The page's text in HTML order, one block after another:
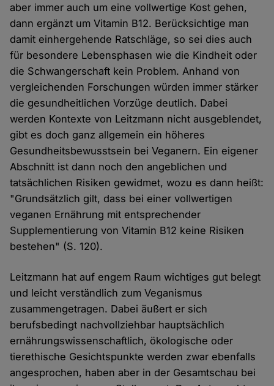
aber immer auch um eine vollwertige Kost gehen,
dann ergänzt um Vitamin B12. Berücksichtige man
damit einhergehende Ratschläge, so sei dies auch
für besondere Lebensphasen wie die Kindheit oder
die Schwangerschaft kein Problem. Anhand von
vergleichenden Forschungen würden immer stärker
die gesundheitlichen Vorzüge deutlich. Dabei
werden Kontexte von Leitzmann nicht ausgeblendet,
gibt es doch ganz allgemein ein höheres
Gesundheitsbewusstsein bei Veganern. Ein eigener
Abschnitt ist dann noch den angeblichen und
tatsächlichen Risiken gewidmet, wozu es dann heißt:
"Grundsätzlich gilt, dass bei einer vollwertigen
veganen Ernährung mit entsprechender
Supplementierung von Vitamin B12 keine Risiken
bestehen" (S. 120).
Leitzmann hat auf engem Raum wichtiges gut belegt
und leicht verständlich zum Veganismus
zusammengetragen. Dabei äußert er sich
berufsbedingt nachvollziehbar hauptsächlich
ernährungswissenschaftlich, ökologische oder
tierethische Gesichtspunkte werden zwar ebenfalls
angesprochen, haben aber in der Gesamtschau bei